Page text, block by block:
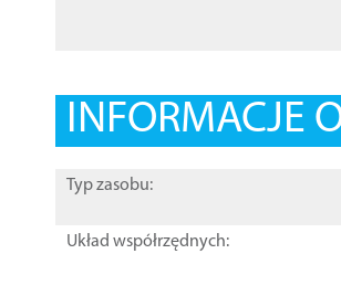
INFORMACJE
Typ zasobu:
Układ współrzędnych: